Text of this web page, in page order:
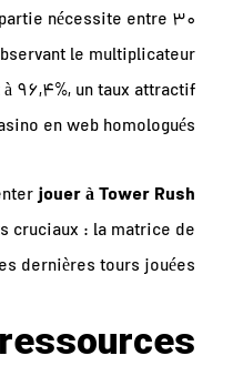
nécessite entre 30
le multiplicateur
96,4%, un taux attractif
en web homologués.
jouer à Tower Rush
cruciaux : la matrice de
dernières tours jouées.